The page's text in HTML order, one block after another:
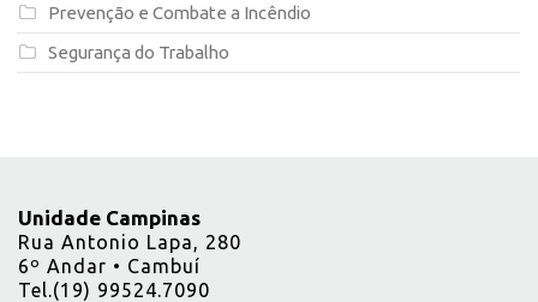
Prevenção e Combate a Incêndio
Segurança do Trabalho
Unidade Campinas
Rua Antonio Lapa, 280
6º Andar • Cambuí
Tel.(19) 99524.7090